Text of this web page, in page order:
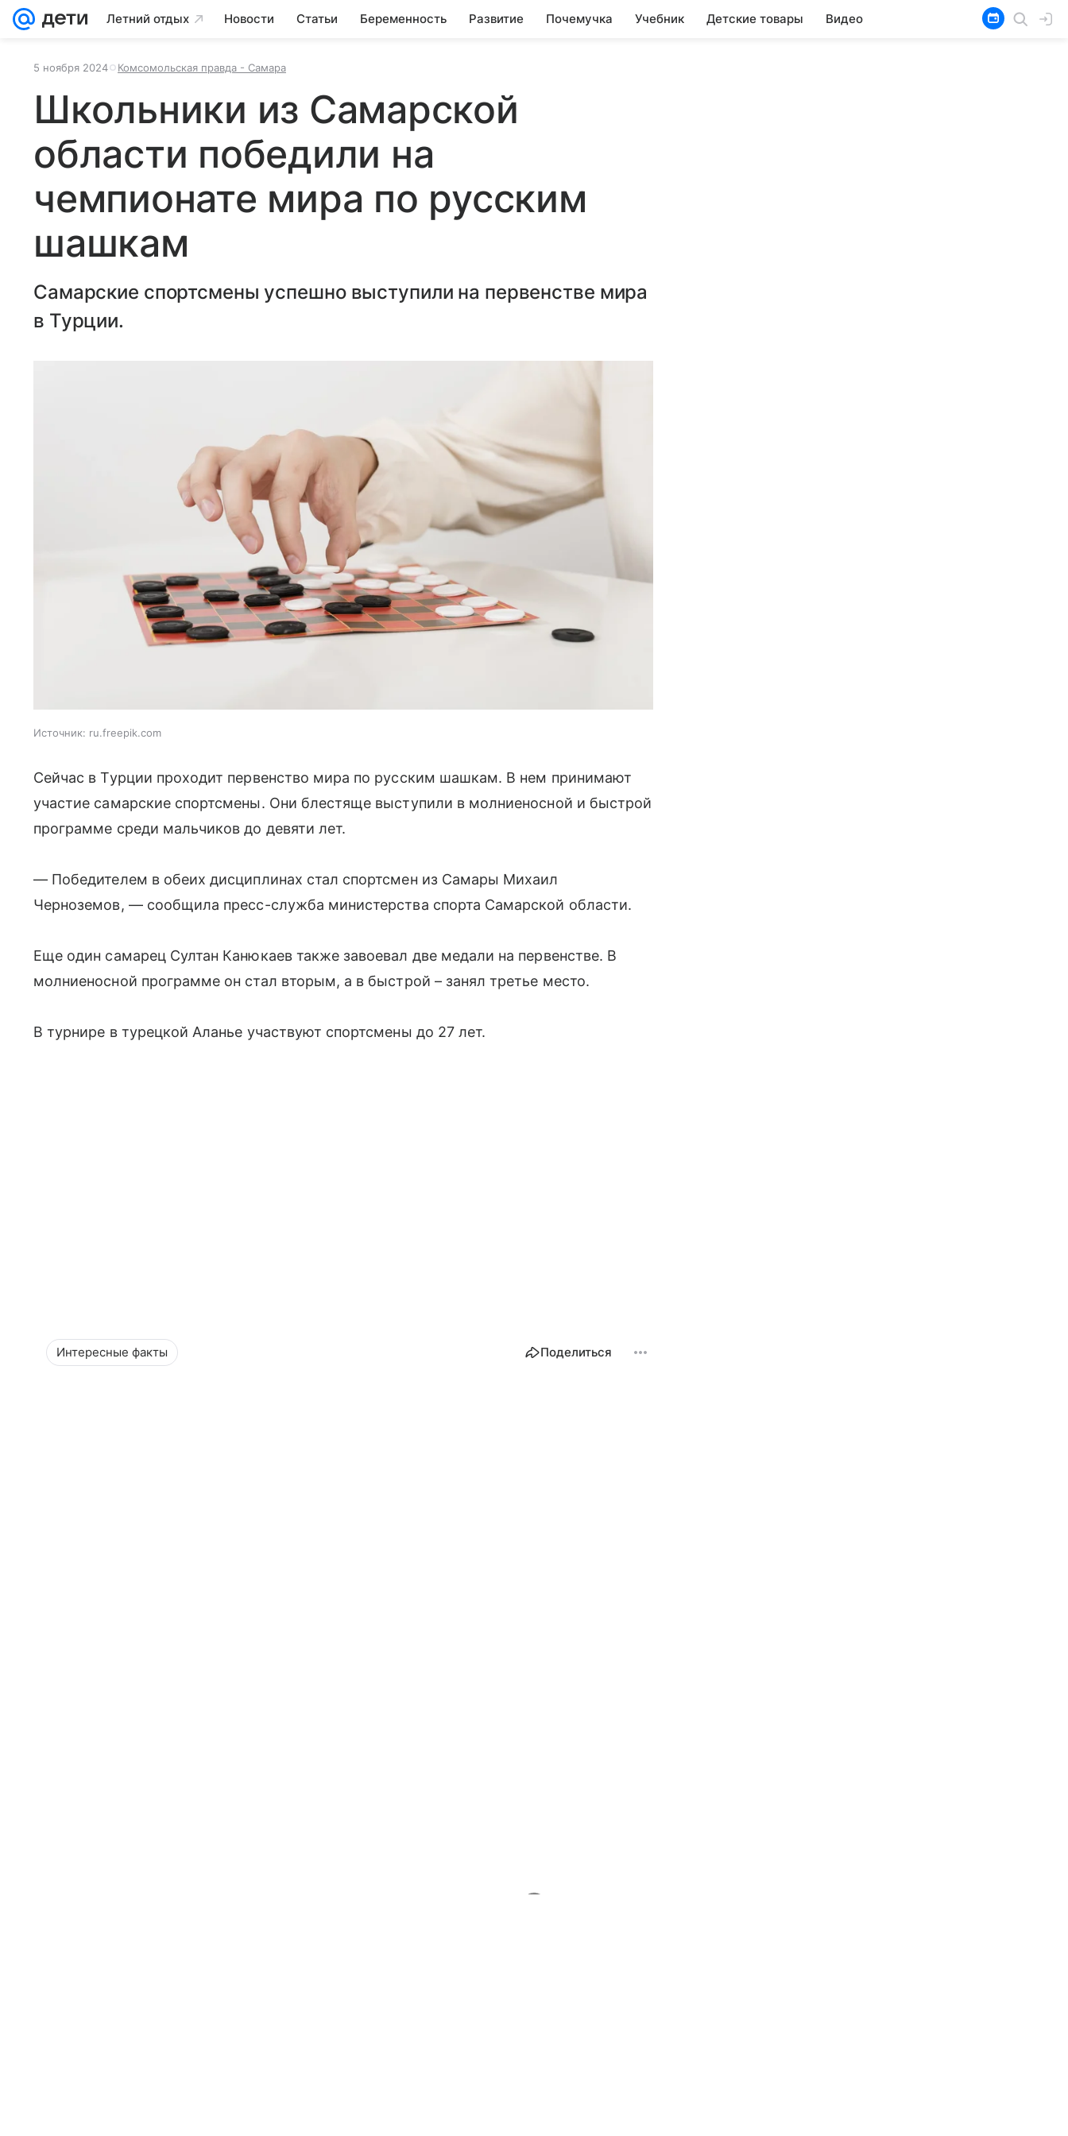
Летний отдых Новости Статьи Беременность Развитие Почемучка Учебник Детские товары Видео
5 ноября 2024 Комсомольская правда - Самара
Школьники из Самарской
области победили на
чемпионате мира по русским
шашкам
Самарские спортсмены успешно выступили на первенстве мира
в Турции.
Источник: ru.freepik.com
Сейчас в Турции проходит первенство мира по русским шашкам. В нем принимают
участие самарские спортсмены. Они блестяще выступили в молниеносной и быстрой
программе среди мальчиков до девяти лет.
— Победителем в обеих дисциплинах стал спортсмен из Самары Михаил
Черноземов, — сообщила пресс-служба министерства спорта Самарской области.
Еще один самарец Султан Канюкаев также завоевал две медали на первенстве. В
молниеносной программе он стал вторым, а в быстрой – занял третье место.
В турнире в турецкой Аланье участвуют спортсмены до 27 лет.
Интересные факты Поделиться